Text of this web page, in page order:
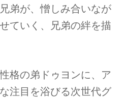
弟が、憎しみ合いなが
ていく、兄弟の絆を描
格の弟ドゥヨンに、ア
注目を浴びる次世代グ